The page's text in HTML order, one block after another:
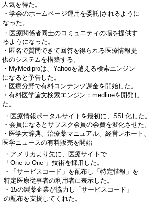
人気を得た。
・学会のホームページ運用を委託]されるように
なった。
・医療関係者同士のコミュニティの場を提供す
るようになった。
・匿名で質問できて回答を得られる医療情報提
供のシステムを構築する。
・MyMediproは、Yahooを越える検索エンジン
になると予告した。
・医療分野で有料コンテンツ課金を開始した。
・有料医学論文検索エンジン：medlineを開発し
た。
・医療情報ポータルサイトを最初に、SSL化した。
・会員になるとサブスク会員の会費を変化させた。
・医学大辞典、治療薬マニュアル、経営レポート、
医学ニュースの有料販売を開始
・アメリカより先に、医療サイトで
「One to One 」技術を採用した。
・「サービスコード」を配布し「特定情報」を
特定医療従事者の利用者に表示した。
・15の製薬企業が協力し「サービスコード」
の配布を支援してくれた。